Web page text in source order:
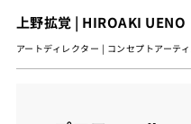
上野拡覚 | HIROAKI UENO
アートディレクター | コンセプトアーテ